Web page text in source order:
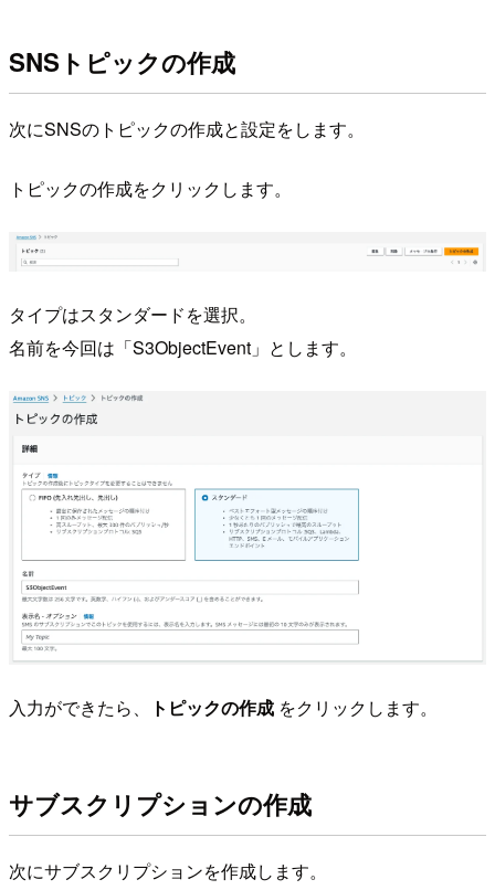
SNSトピックの作成
次にSNSのトピックの作成と設定をします。
トピックの作成をクリックします。
タイプはスタンダードを選択。
名前を今回は「S3ObjectEvent」とします。
入力ができたら、 トピックの作成 をクリックします。
サブスクリプションの作成
次にサブスクリプションを作成します。